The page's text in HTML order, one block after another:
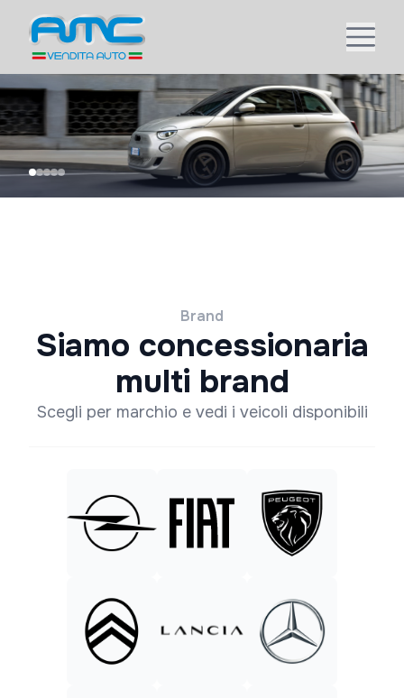
Brand
Siamo concessionaria
multi brand
Scegli per marchio e vedi i veicoli disponibili